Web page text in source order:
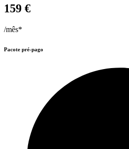
159 €
/mês*
Pacote pré-pago